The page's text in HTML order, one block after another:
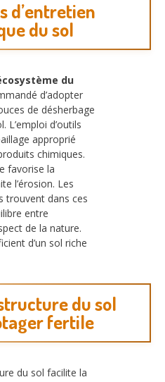
d’entretien
du sol
du
d’adopter
de désherbage
L’emploi d’outils
approprié
chimiques.
favorise la
l’érosion. Les
trouvent dans ces
entre
de la nature.
d’un sol riche
du sol
fertile
du sol facilite la